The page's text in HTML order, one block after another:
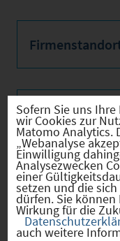
Bevölkerung
Sozialvers.
Sofern Sie uns
wir Cookies zur
Matomo Analytics.
„Webanalyse
Einwilligung
Analysezwecken
einer
setzen und die
dürfen. Sie
Wirkung für die
auch weitere